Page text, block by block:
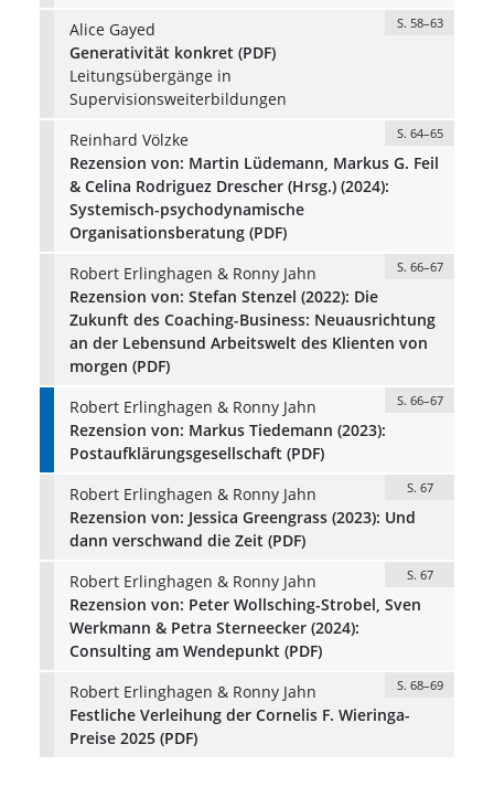
Alice Gayed
S. 58–63
Generativität konkret (PDF)
Leitungsübergänge in
Supervisionsweiterbildungen
Reinhard Völzke
S. 64–65
Rezension von: Martin Lüdemann, Markus G. Feil
& Celina Rodriguez Drescher (Hrsg.) (2024):
Systemisch-psychodynamische
Organisationsberatung (PDF)
Robert Erlinghagen & Ronny Jahn
S. 66–67
Rezension von: Stefan Stenzel (2022): Die
Zukunft des Coaching-Business: Neuausrichtung
an der Lebensund Arbeitswelt des Klienten von
morgen (PDF)
Robert Erlinghagen & Ronny Jahn
S. 66–67
Rezension von: Markus Tiedemann (2023):
Postaufklärungsgesellschaft (PDF)
Robert Erlinghagen & Ronny Jahn
S. 67
Rezension von: Jessica Greengrass (2023): Und
dann verschwand die Zeit (PDF)
Robert Erlinghagen & Ronny Jahn
S. 67
Rezension von: Peter Wollsching-Strobel, Sven
Werkmann & Petra Sterneecker (2024):
Consulting am Wendepunkt (PDF)
Robert Erlinghagen & Ronny Jahn
S. 68–69
Festliche Verleihung der Cornelis F. Wieringa-
Preise 2025 (PDF)